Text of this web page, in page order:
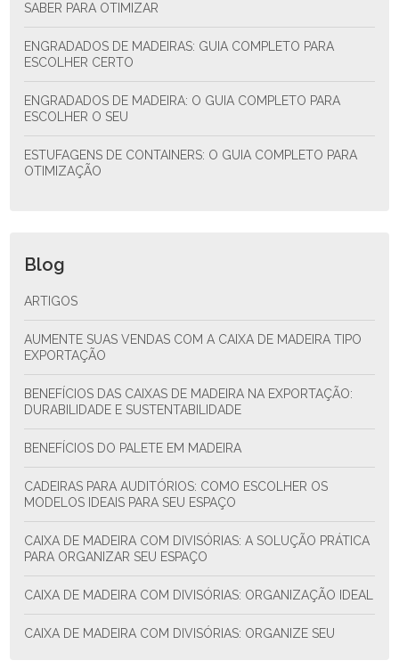
SABER PARA OTIMIZAR
ENGRADADOS DE MADEIRAS: GUIA COMPLETO PARA
ESCOLHER CERTO
ENGRADADOS DE MADEIRA: O GUIA COMPLETO PARA
ESCOLHER O SEU
ESTUFAGENS DE CONTAINERS: O GUIA COMPLETO PARA
OTIMIZAÇÃO
Blog
ARTIGOS
AUMENTE SUAS VENDAS COM A CAIXA DE MADEIRA TIPO
EXPORTAÇÃO
BENEFÍCIOS DAS CAIXAS DE MADEIRA NA EXPORTAÇÃO:
DURABILIDADE E SUSTENTABILIDADE
BENEFÍCIOS DO PALETE EM MADEIRA
CADEIRAS PARA AUDITÓRIOS: COMO ESCOLHER OS
MODELOS IDEAIS PARA SEU ESPAÇO
CAIXA DE MADEIRA COM DIVISÓRIAS: A SOLUÇÃO PRÁTICA
PARA ORGANIZAR SEU ESPAÇO
CAIXA DE MADEIRA COM DIVISÓRIAS: ORGANIZAÇÃO IDEAL
CAIXA DE MADEIRA COM DIVISÓRIAS: ORGANIZE SEU